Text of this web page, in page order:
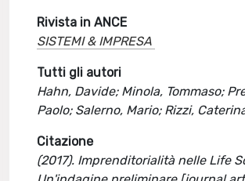
Rivista in ANCE
SISTEMI & IMPRESA
Tutti gli autori
Hahn, Davide; Minola, Tommaso;
Paolo; Salerno, Mario; Rizzi,
Citazione
(2017). Imprenditorialità nelle Life